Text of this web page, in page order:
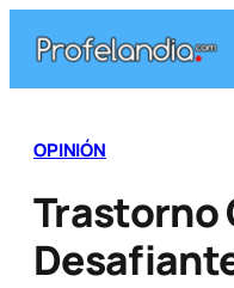
contenido
OPINIÓN
Trastorno